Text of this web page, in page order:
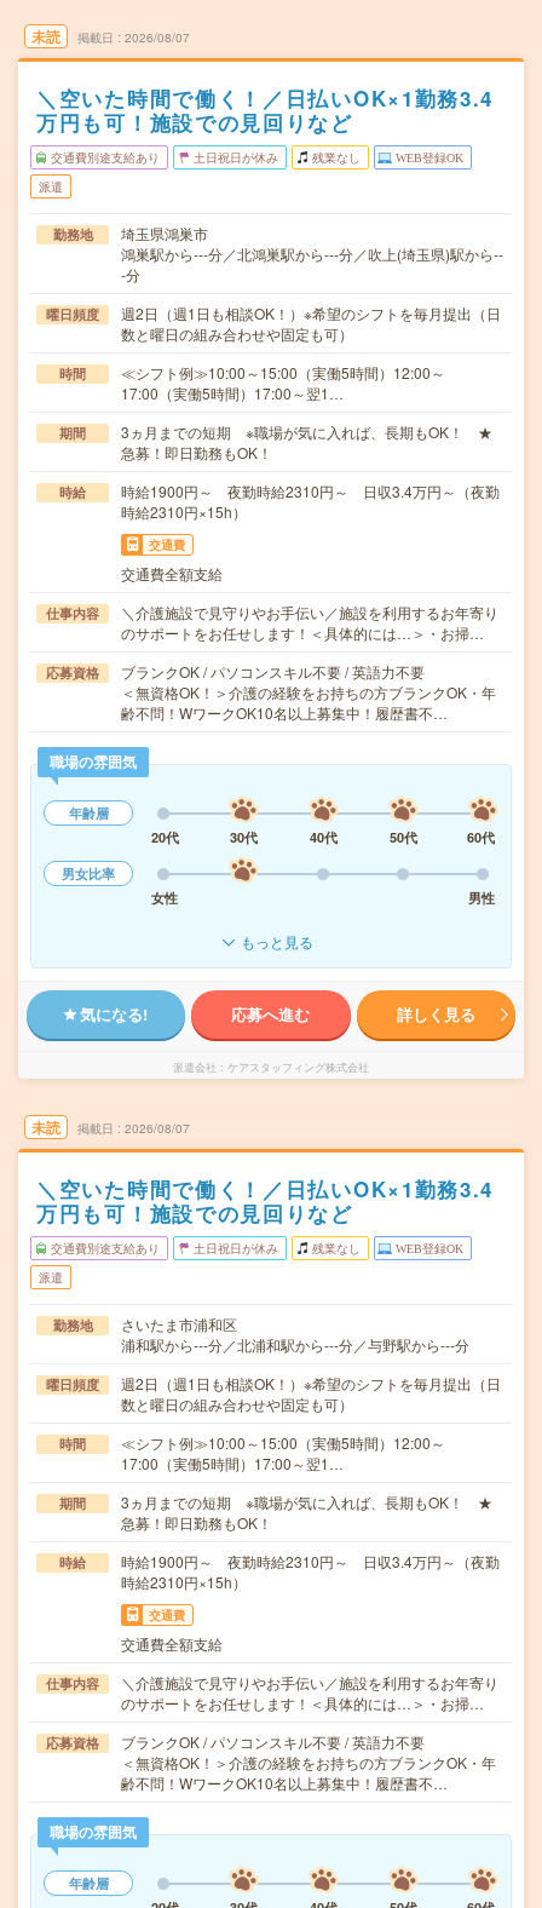
未読 掲載日 2026/08/07
＼空いた時間で働く！／日払いOK×1勤務3.4
万円も可！施設での見回りなど
交通費別途支給あり 土日祝日が休み 残業なし WEB登録OK
派遣
勤務地
埼玉県鴻巣市
鴻巣駅から---分／北鴻巣駅から---分／吹上(埼玉県)駅から--
-分
曜日頻度
週2日（週1日も相談OK！）※希望のシフトを毎月提出（日
数と曜日の組み合わせや固定も可）
時間
≪シフト例≫10:00～15:00（実働5時間）12:00～
17:00（実働5時間）17:00～翌1…
期間
3ヵ月までの短期 ※職場が気に入れば、長期もOK！ ★
急募！即日勤務もOK！
時給
時給1900円～ 夜勤時給2310円～ 日収3.4万円～（夜勤
時給2310円×15h）
交通費
交通費全額支給
仕事内容
＼介護施設で見守りやお手伝い／施設を利用するお年寄り
のサポートをお任せします！＜具体的には…＞・お掃…
応募資格
ブランクOK / パソコンスキル不要 / 英語力不要
＜無資格OK！＞介護の経験をお持ちの方ブランクOK・年
齢不問！WワークOK10名以上募集中！履歴書不…
職場の雰囲気
年齢層
20代
30代 40代 50代
60代
男女比率
女性
男性
もっと見る
気になる! 応募へ進む 詳しく見る
派遣会社 ケアスタッフィング株式会社
未読 掲載日 2026/08/07
＼空いた時間で働く！／日払いOK×1勤務3.4
万円も可！施設での見回りなど
交通費別途支給あり 土日祝日が休み 残業なし WEB登録OK
派遣
勤務地
さいたま市浦和区
浦和駅から---分／北浦和駅から---分／与野駅から---分
曜日頻度
週2日（週1日も相談OK！）※希望のシフトを毎月提出（日
数と曜日の組み合わせや固定も可）
時間
≪シフト例≫10:00～15:00（実働5時間）12:00～
17:00（実働5時間）17:00～翌1…
期間
3ヵ月までの短期 ※職場が気に入れば、長期もOK！ ★
急募！即日勤務もOK！
時給
時給1900円～ 夜勤時給2310円～ 日収3.4万円～（夜勤
時給2310円×15h）
交通費
交通費全額支給
仕事内容
＼介護施設で見守りやお手伝い／施設を利用するお年寄り
のサポートをお任せします！＜具体的には…＞・お掃…
応募資格
ブランクOK / パソコンスキル不要 / 英語力不要
＜無資格OK！＞介護の経験をお持ちの方ブランクOK・年
齢不問！WワークOK10名以上募集中！履歴書不…
職場の雰囲気
年齢層